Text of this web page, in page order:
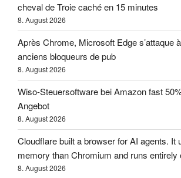
cheval de Troie caché en 15 minutes
8. August 2026
Après Chrome, Microsoft Edge s’attaque
anciens bloqueurs de pub
8. August 2026
Wiso-Steuersoftware bei Amazon fast
Angebot
8. August 2026
Cloudflare built a browser for AI agents. It
memory than Chromium and runs entirely
8. August 2026